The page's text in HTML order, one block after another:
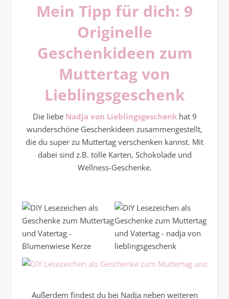
Mein Tipp für dich: 9
Originelle
Geschenkideen zum
Muttertag von
Lieblingsgeschenk
Die liebe Nadja von Lieblingsgeschenkhat 9
wunderschöne Geschenkideen zusammengestellt,
die du super zu Muttertag verschenken kannst. Mit
dabei sind z.B. tolle Karten, Schokolade und
Wellness-Geschenke.
Außerdem findest du bei Nadja neben weiteren